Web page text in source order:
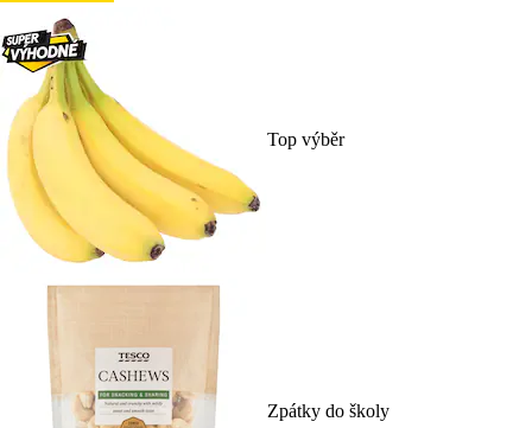
Top výběr
Zpátky do školy